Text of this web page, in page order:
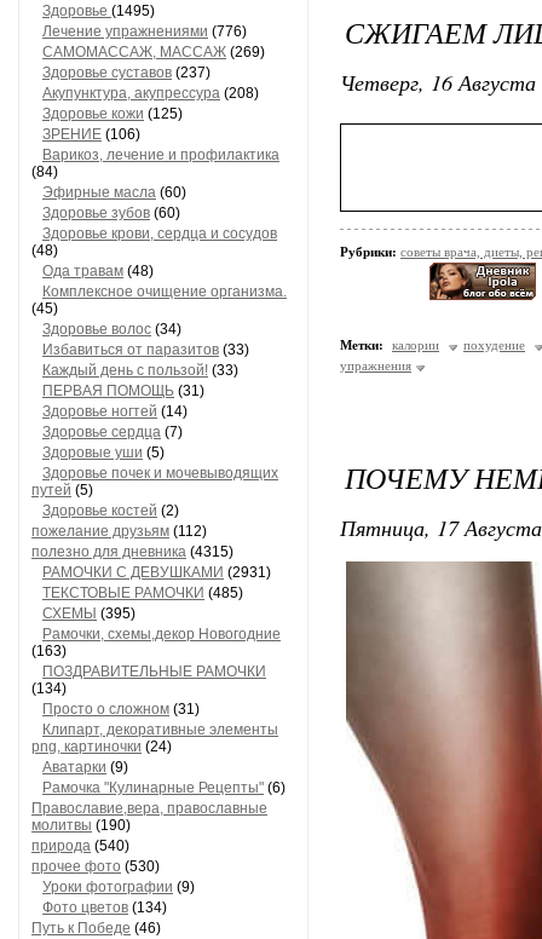
Здоровье (1495)
Лечение упражнениями (776)
САМОМАССАЖ, МАССАЖ (269)
Здоровье суставов (237)
Акупунктура, акупрессура (208)
Здоровье кожи (125)
ЗРЕНИЕ (106)
Варикоз, лечение и профилактика
(84)
Эфирные масла (60)
Здоровье зубов (60)
Здоровье крови, сердца и сосудов
(48)
Ода травам (48)
Комплексное очищение организма.
(45)
Здоровье волос (34)
Избавиться от паразитов (33)
Каждый день с пользой! (33)
ПЕРВАЯ ПОМОЩЬ (31)
Здоровье ногтей (14)
Здоровье сердца (7)
Здоровые уши (5)
Здоровье почек и мочевыводящих
путей (5)
Здоровье костей (2)
пожелание друзьям (112)
полезно для дневника (4315)
РАМОЧКИ С ДЕВУШКАМИ (2931)
ТЕКСТОВЫЕ РАМОЧКИ (485)
СХЕМЫ (395)
Рамочки, схемы,декор Новогодние
(163)
ПОЗДРАВИТЕЛЬНЫЕ РАМОЧКИ
(134)
Просто о сложном (31)
Клипарт, декоративные элементы
png, картиночки (24)
Аватарки (9)
Рамочка "Кулинарные Рецепты" (6)
Православие,вера, православные
молитвы (190)
природа (540)
прочее фото (530)
Уроки фотографии (9)
Фото цветов (134)
Путь к Победе (46)
СЖИГАЕМ
Четверг, 16
Рубрики: советы врача, диеты,
Метки: калории
похудение
упражнения
ПОЧЕМУ
Пятница, 17